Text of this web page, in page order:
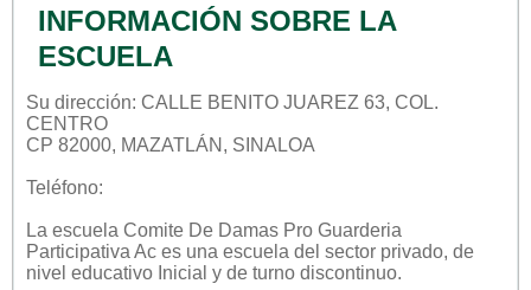
INFORMACIÓN SOBRE LA
ESCUELA
Su dirección: CALLE BENITO JUAREZ 63, COL.
CENTRO
CP 82000, MAZATLÁN, SINALOA
Teléfono:
La escuela Comite De Damas Pro Guarderia
Participativa Ac es una escuela del sector privado, de
nivel educativo Inicial y de turno discontinuo.